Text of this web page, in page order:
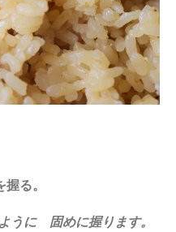
る。
うに 固めに握ります。